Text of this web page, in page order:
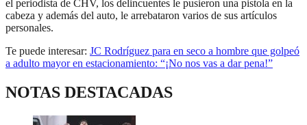
el periodista de CHV, los delincuentes le pusieron una pistola en la
cabeza y además del auto, le arrebataron varios de sus artículos
personales.
Te puede interesar: JC Rodríguez para en seco a hombre que golpeó
a adulto mayor en estacionamiento: “¡No nos vas a dar pena!”
NOTAS DESTACADAS